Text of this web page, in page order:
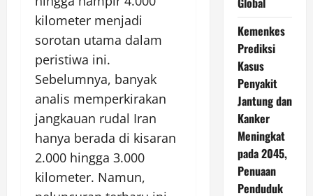
kilometer menjadi
sorotan utama dalam
peristiwa ini.
Sebelumnya, banyak
analis memperkirakan
jangkauan rudal Iran
hanya berada di kisaran
2.000 hingga 3.000
kilometer. Namun,
Kemenkes
Prediksi
Kasus
Penyakit
Jantung dan
Kanker
Meningkat
pada 2045,
Penuaan
Penduduk